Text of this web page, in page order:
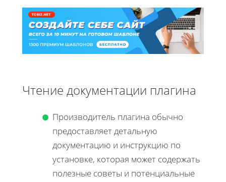
Чтение документации плагина
Производитель плагина обычно
предоставляет детальную
документацию и инструкцию по
установке, которая может содержать
полезные советы и потенциальные